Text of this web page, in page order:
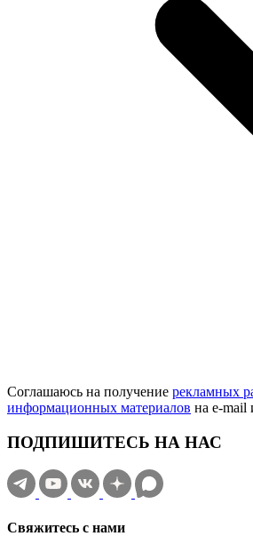
Соглашаюсь на получение рекламных
информационных материалов на e‑mail
ПОДПИШИТЕСЬ НА НАС
Свяжитесь с нами